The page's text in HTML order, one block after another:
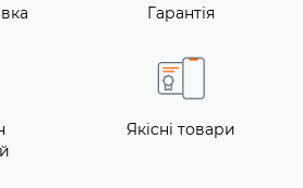
Гарантія
Якісні товари